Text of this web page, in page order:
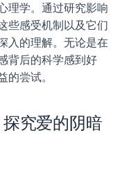
理学。通过研究影响
些感受机制以及它们
入的理解。无论是在
背后的科学感到好
尝试。
究爱的阴暗